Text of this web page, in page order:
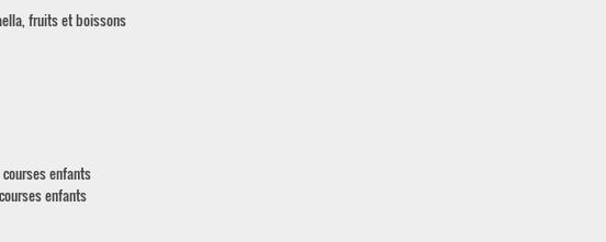
fruits et boissons
courses enfants
enfants